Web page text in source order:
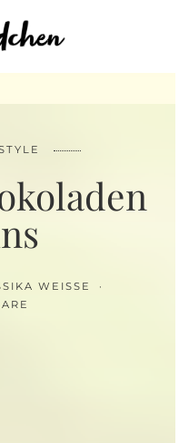
WEISSE